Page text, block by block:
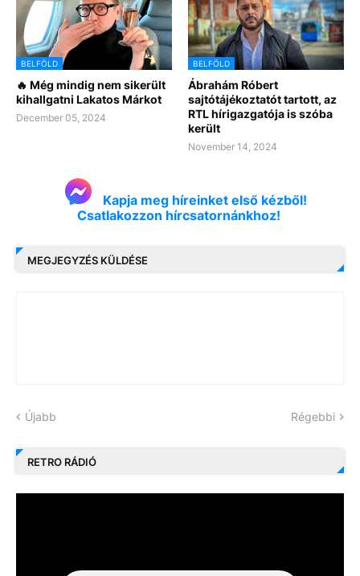
BELFÖLD
🔥 Még mindig nem sikerült
kihallgatni Lakatos Márkot
December 05, 2024
BELFÖLD
Ábrahám Róbert
sajtótájékoztatót tartott, az
RTL hírigazgatója is szóba
került
November 14, 2024
Kapja meg híreinket első kézből!
Csatlakozzon hírcsatornánkhoz!
MEGJEGYZÉS KÜLDÉSE
Újabb Régebbi
RETRO RÁDIÓ